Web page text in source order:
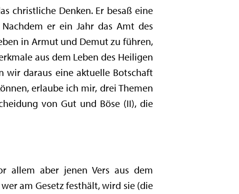
christliche Denken. Er besaß eine
er ein Jahr das Amt des
in Armut und Demut zu führen,
aus dem Leben des Heiligen
wir daraus eine aktuelle Botschaft
erlaube ich mir, drei Themen
von Gut und Böse (II), die
allem aber jenen Vers aus dem
am Gesetz festhält, wird sie (die